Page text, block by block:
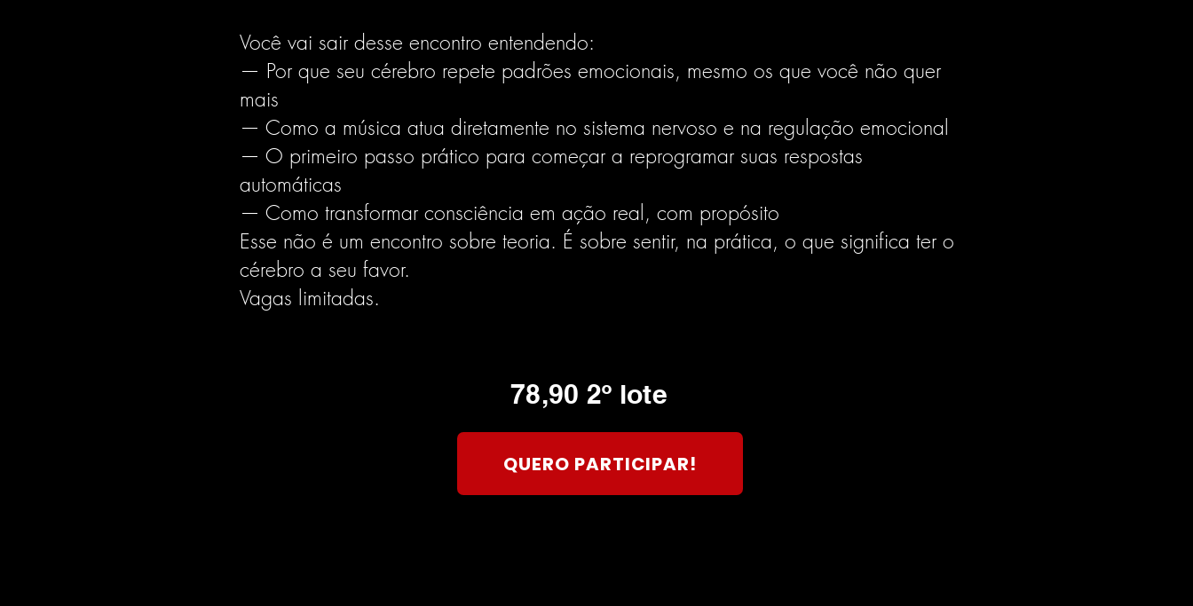
Você vai sair desse encontro entendendo:
— Por que seu cérebro repete padrões emocionais, mesmo os que você não quer
mais
— Como a música atua diretamente no sistema nervoso e na regulação emocional
— O primeiro passo prático para começar a reprogramar suas respostas
automáticas
— Como transformar consciência em ação real, com propósito
Esse não é um encontro sobre teoria. É sobre sentir, na prática, o que significa ter o
cérebro a seu favor.
Vagas limitadas.
78,90 2º lote
QUERO PARTICIPAR!